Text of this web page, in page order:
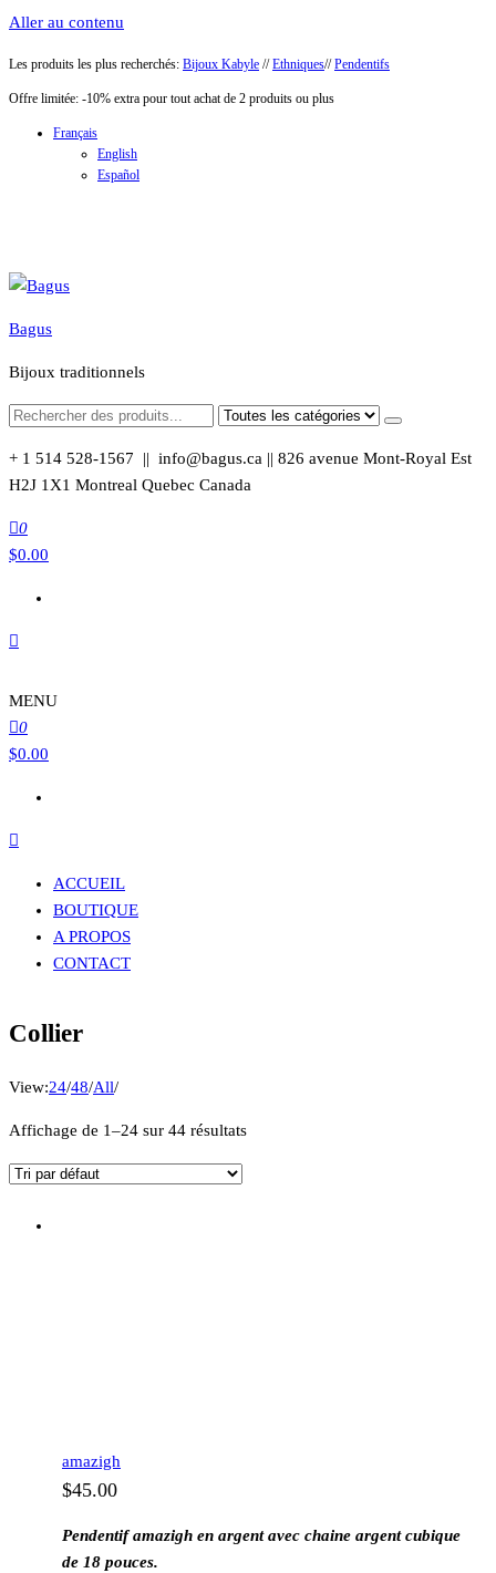
Aller au contenu
Les produits les plus recherchés: Bijoux Kabyle //Ethniques//Pendentifs
Offre limitée: -10% extra pour tout achat de 2 produits ou plus
Français
English
Español
Bagus
Bijoux traditionnels
+ 1 514 528-1567 || info@bagus.ca || 826 avenue Mont-Royal Est
H2J 1X1 Montreal Quebec Canada
0
$0.00
MENU
0
$0.00
ACCUEIL
BOUTIQUE
A PROPOS
CONTACT
Collier
View:24/48/All/
Affichage de 1–24 sur 44 résultats
amazigh
$45.00
Pendentif amazigh en argent avec chaine argent cubique
de 18 pouces.